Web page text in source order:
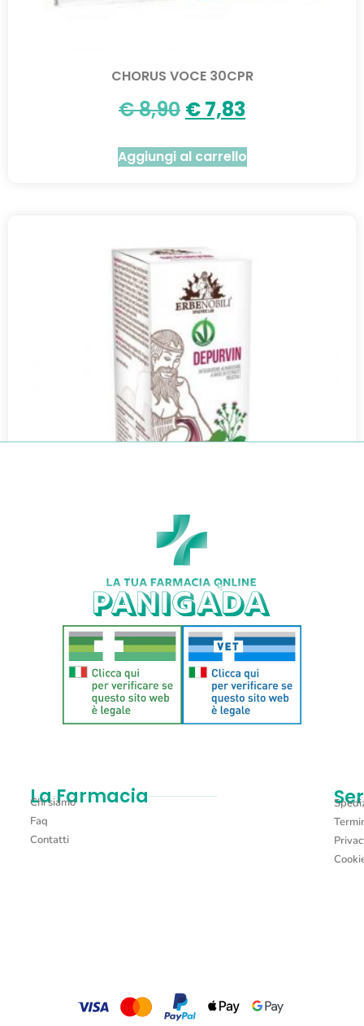
CHORUS VOCE 30CPR
€8,90 €7,83
Aggiungi al carrello
DEPURVIN 50ML
€18,50
Aggiungi al carrello
La Farmacia
Chi siamo
Faq
Contatti